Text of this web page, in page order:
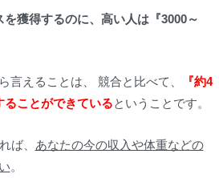
獲得するのに、高い人は『3000～
言えることは、 競合と比べて、
『約4
ることができているということです。
ば、 あなたの今の収入や体重などの
。